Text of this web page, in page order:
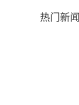
热门新闻